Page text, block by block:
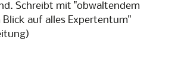
Schreibt mit "obwaltendem
auf alles Expertentum"